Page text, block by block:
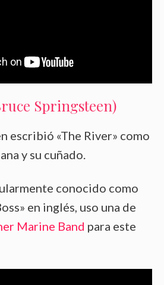
Springsteen)
escribió «The River» como
y su cuñado.
conocido como
en inglés, uso una de
Marine Band para este